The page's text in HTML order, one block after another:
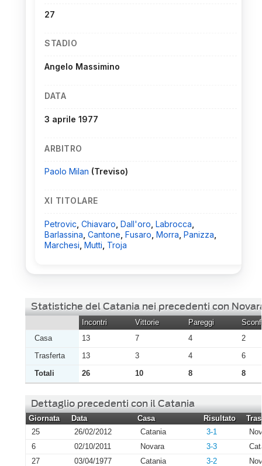
27
STADIO
Angelo Massimino
DATA
3 aprile 1977
ARBITRO
Paolo Milan (Treviso)
XI TITOLARE
Petrovic Chiavaro Dall'oro Labrocca
Barlassina Cantone Fusaro Morra Panizza
Marchesi Mutti Troja
Statistiche del Catania nei precedenti con
Incontri Vittorie Pareggi
Casa
13 7 4
2
Trasferta
13 3 4
6
Totali
26 10 8 8
Dettaglio precedenti con il Catania
Giornata Data Casa Risultato
25
26/02/2012 Catania 3-1
6
02/10/2011 Novara 3-3
27
03/04/1977 Catania 3-2